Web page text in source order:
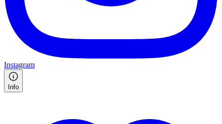
Instagram
Info